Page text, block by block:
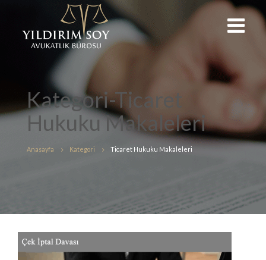
Kategori-Ticaret
Hukuku Makaleleri
Anasayfa Kategori Ticaret Hukuku Makaleleri